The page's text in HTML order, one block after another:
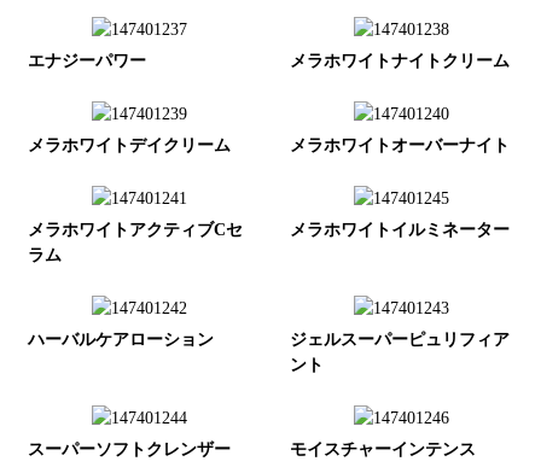
エナジーパワー メラホワイトナイトクリーム
メラホワイトデイクリーム メラホワイトオーバーナイト
メラホワイトアクティブCセ
ラム
メラホワイトイルミネーター
ハーバルケアローション
ジェルスーパーピュリフィア
ント
スーパーソフトクレンザー モイスチャーインテンス